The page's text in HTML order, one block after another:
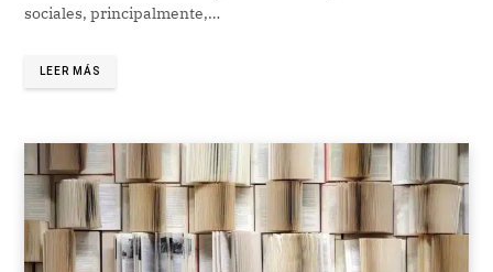
sociales, principalmente,…
LEER MÁS